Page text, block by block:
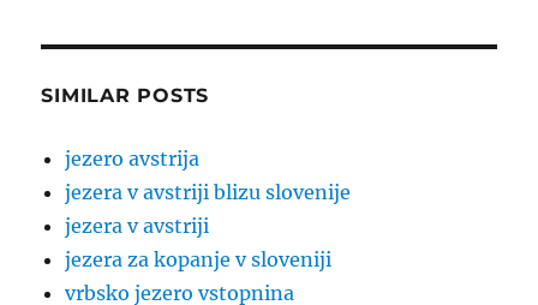
SIMILAR POSTS
jezero avstrija
jezera v avstriji blizu slovenije
jezera v avstriji
jezera za kopanje v sloveniji
vrbsko jezero vstopnina